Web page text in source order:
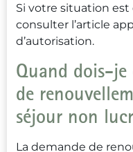
Si votre situation
consulter l’article
d’autorisation.
Quand dois-je
de
séjour non
La demande de